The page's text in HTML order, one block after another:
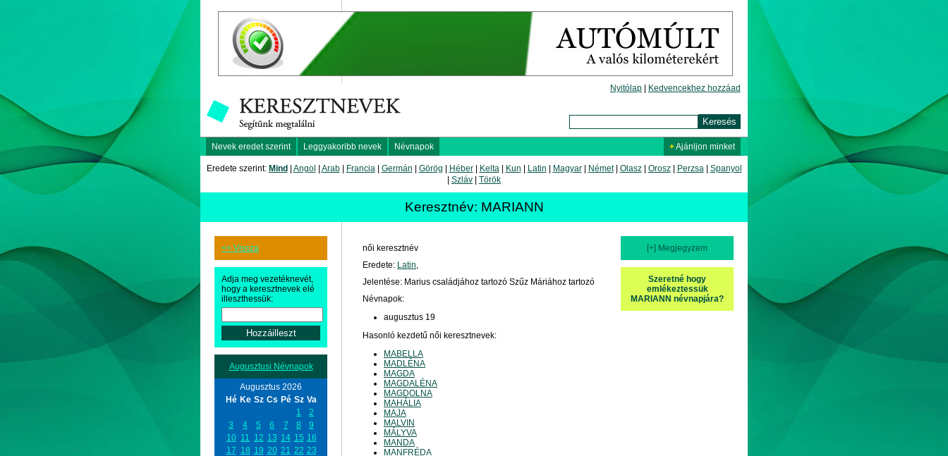
Nyitólap Kedvencekhez hozzáad
Nevek eredet szerint Leggyakoribb nevek Névnapok +Ajánljon minket
Eredete szerint: Mind Angol Arab| Francia| Germán Görög Héber| Kelta| Kun Latin Magyar| Német| Olasz| Orosz| Perzsa| Spanyol
Szláv Török
Keresztnév: MARIANN
<< Vissza
Adja meg vezetéknevét,
hogy a keresztnevek elé
illeszthessük:
Augusztusi Névnapok
Augusztus 2026
Hé Ke Sz Cs Pé Sz Va
1
2
3
4 5 6 7 8
9
10 11 12 13 14 15 16
17 18 19 20 21 22 23
[+] Megjegyzem
Szeretné hogy
emlékeztessük
MARIANN névnapjára?
női keresztnév
Eredete: Latin,
Jelentése: Marius családjához tartozó Szűz Máriához tartozó
Névnapok:
augusztus 19
Hasonló kezdetű női keresztnevek:
MABELLA
MADLÉNA
MAGDA
MAGDALÉNA
MAGDOLNA
MAHÁLIA
MAJA
MALVIN
MÁLYVA
MANDA
MANFRÉDA